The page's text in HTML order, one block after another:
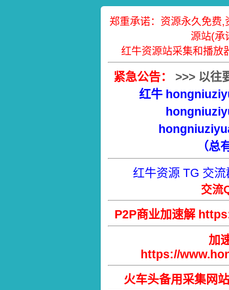
郑重承诺：资源永久免费
源站(承
红牛资源站采集和播放
紧急公告： >>> 以往
红牛
（总
红牛资源 TG 交流
交流
P2P商业加速解
加
https://
火车头备用采集网